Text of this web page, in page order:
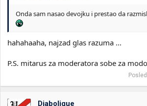
Onda sam nasao devojku i prestao da
hahahaaha, najzad glas razuma ...
P.S. mitarus za moderatora sobe za
Diabolique